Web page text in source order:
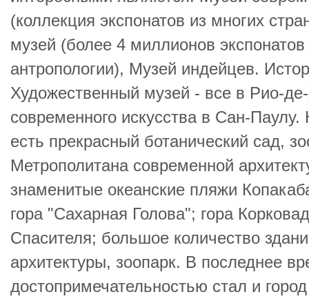
(коллекция экспонатов из многих
музей (более 4 миллионов экспонатов
антропологии), Музей индейцев.
Художественный музей - все в Рио-
современного искусства в Сан-
есть прекрасный ботанический сад,
Метрополитана современной
знаменитые океанские пляжи
гора "Сахарная Голова"; гора
Спасителя; большое количество
архитектуры, зоопарк. В последнее
достопримечательностью стал и